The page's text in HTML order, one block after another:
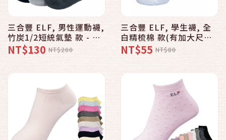
三合豐 ELF, 男性運動襪,
竹炭1/2短統氣墊 款 - 普
若Pro品牌好襪子專賣館
NT$130 NT$200
三合豐 ELF, 學生襪, 全
白精梳棉 款(有加大尺碼
款)
NT$55 NT$80